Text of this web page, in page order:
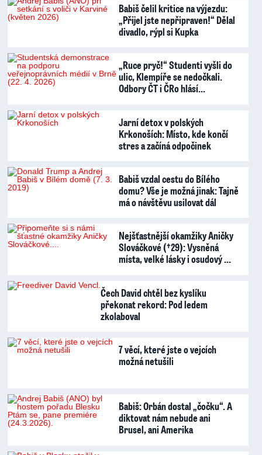
Babiš čelil kritice na výjezdu:
„Přijel jste nepřipraven!“ Dělal
divadlo, rýpl si Kupka
„Ruce pryč!“ Studenti vyšli do
ulic, Klempíře se nedočkali.
Odbory ČT i ČRo hlásí…
Jarní detox v polských
Krkonoších: Místo, kde končí
stres a začíná odpočinek
Babiš vzdal cestu do Bílého
domu? Vše je možná jinak: Tajně
má o návštěvu usilovat dál
Nejšťastnější okamžiky Aničky
Slováčkové (†29): Vysněná
místa, velké lásky i osudový …
Čech David chtěl bez kyslíku
překonat rekord: Pod ledem
zkolaboval
7 věcí, které jste o vejcích
možná netušili
Babiš: Orbán dostal „čočku“. A
diktovat nám nebude ani
Brusel, ani Amerika